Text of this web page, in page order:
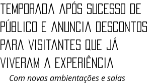
temporada após sucesso de
público e anuncia descontos
para visitantes que já
viveram a experiência
Com novas ambientações e salas